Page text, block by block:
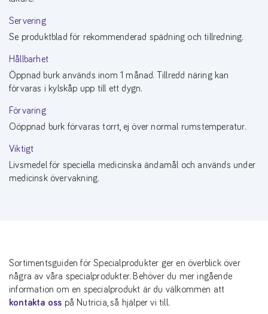
Servering
Se produktblad för rekommenderad spädning och tillredning.
Hållbarhet
Öppnad burk används inom 1 månad. Tillredd näring kan
förvaras i kylskåp upp till ett dygn.
Förvaring
Oöppnad burk förvaras torrt, ej över normal rumstemperatur.
Viktigt
Livsmedel för speciella medicinska ändamål och används under
medicinsk övervakning.
Sortimentsguiden för Specialprodukter ger en överblick över
några av våra specialprodukter. Behöver du mer ingående
information om en specialprodukt är du välkommen att
kontakta oss på Nutricia, så hjälper vi till.